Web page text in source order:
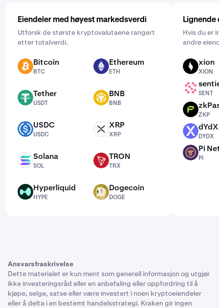
Eiendeler med høyest markedsverdi
Utforsk de største kryptovalutaene rangert
etter totalverdi.
BTC Bitcoin
BTC
ETH Ethereum
ETH
USDT Tether
USDT
BNB BNB
BNB
USDC USDC
USDC
XRP XRP
XRP
SOL Solana
SOL
TRX TRON
TRX
HYPE Hyperliquid
HYPE
DOGE Dogecoin
DOGE
Lignende
Hvis du er
andre
XION xion
XION
SENT
SENT
ZKP
ZKP
DYDX dYdX
DYDX
PI Pi
PI
Ansvarsfraskrivelse
Dette materialet er kun ment som generell informasjon og utgjør
ikke investeringsråd eller en anbefaling eller oppfordring til å
kjøpe, selge, satse eller være investert i noen kryptoeiendeler
eller å delta i en bestemt handelsstrategi. Kraken gir ingen